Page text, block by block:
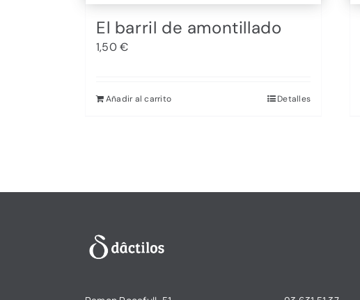
El barril de amontillado
1,50€
Añadir al carrito Detalles